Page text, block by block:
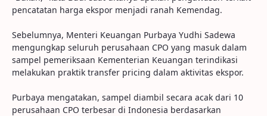
pencatatan harga ekspor menjadi ranah Kemendag.
Sebelumnya, Menteri Keuangan Purbaya Yudhi Sadewa
mengungkap seluruh perusahaan CPO yang masuk dalam
sampel pemeriksaan Kementerian Keuangan terindikasi
melakukan praktik transfer pricing dalam aktivitas ekspor.
Purbaya mengatakan, sampel diambil secara acak dari 10
perusahaan CPO terbesar di Indonesia berdasarkan